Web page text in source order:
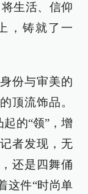
生活、信仰
，铸就了一
份与审美的
顶流饰品。
的“领”，增
者发现，无
还是四舞俑
这件“时尚单